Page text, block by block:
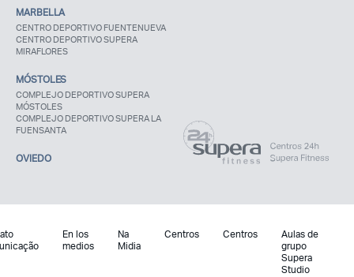
MARBELLA
CENTRO DEPORTIVO FUENTENUEVA
CENTRO DEPORTIVO SUPERA
MIRAFLORES
MÓSTOLES
COMPLEJO DEPORTIVO SUPERA
MÓSTOLES
COMPLEJO DEPORTIVO SUPERA LA
FUENSANTA
OVIEDO
En los
medios
Na
Midia
Centros Centros
Aulas de
grupo
Supera
Studio